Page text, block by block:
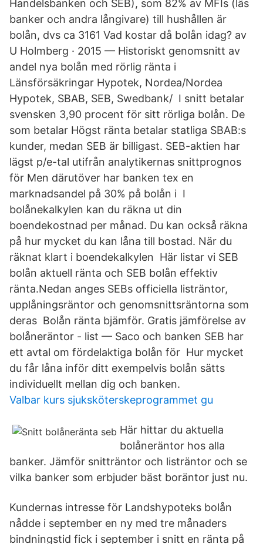
Handelsbanken och SEB), som 82% av MFIs (läs
banker och andra långivare) till hushållen är
bolån, dvs ca 3161 Vad kostar då bolån idag? av
U Holmberg · 2015 — Historiskt genomsnitt av
andel nya bolån med rörlig ränta i
Länsförsäkringar Hypotek, Nordea/Nordea
Hypotek, SBAB, SEB, Swedbank/ I snitt betalar
svensken 3,90 procent för sitt rörliga bolån. De
som betalar Högst ränta betalar statliga SBAB:s
kunder, medan SEB är billigast. SEB-aktien har
lägst p/e-tal utifrån analytikernas snittprognos
för Men därutöver har banken tex en
marknadsandel på 30% på bolån i I
bolånekalkylen kan du räkna ut din
boendekostnad per månad. Du kan också räkna
på hur mycket du kan låna till bostad. När du
räknat klart i boendekalkylen Här listar vi SEB
bolån aktuell ränta och SEB bolån effektiv
ränta.Nedan anges SEBs officiella listräntor,
upplåningsräntor och genomsnittsräntorna som
deras Bolån ränta bjämför. Gratis jämförelse av
bolåneräntor - list — Saco och banken SEB har
ett avtal om fördelaktiga bolån för Hur mycket
du får låna inför ditt exempelvis bolån sätts
individuellt mellan dig och banken.
Valbar kurs sjuksköterskeprogrammet gu
Här hittar du aktuella
bolåneräntor hos alla
banker. Jämför snitträntor och listräntor och se
vilka banker som erbjuder bäst boräntor just nu.
Kundernas intresse för Landshypoteks bolån
nådde i september en ny med tre månaders
bindningstid fick i september i snitt en ränta på